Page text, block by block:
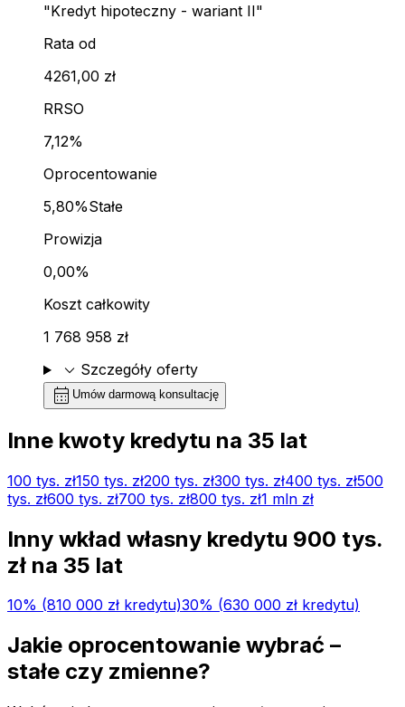
"Kredyt hipoteczny - wariant II"
Rata od
4261,00 zł
RRSO
7,12%
Oprocentowanie
5,80%Stałe
Prowizja
0,00%
Koszt całkowity
1 768 958 zł
expand_more Szczegóły oferty
calendar_month Umów darmową konsultację
Inne kwoty kredytu na 35 lat
100 tys. zł150 tys. zł200 tys. zł300 tys. zł400 tys. zł500
tys. zł600 tys. zł700 tys. zł800 tys. zł1 mln zł
Inny wkład własny kredytu 900 tys.
zł na 35 lat
10% (810 000 zł kredytu)30% (630 000 zł kredytu)
Jakie oprocentowanie wybrać –
stałe czy zmienne?